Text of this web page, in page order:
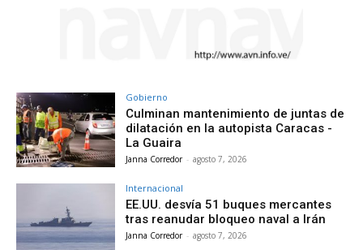
Gobierno
Culminan mantenimiento de juntas de
dilatación en la autopista Caracas -
La Guaira
Janna Corredor - agosto 7, 2026
Internacional
EE.UU. desvía 51 buques mercantes
tras reanudar bloqueo naval a Irán
Janna Corredor - agosto 7, 2026